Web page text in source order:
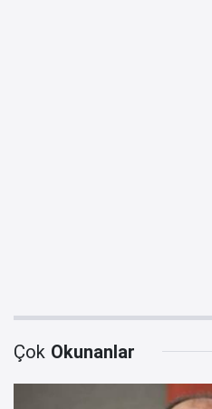
Çok Okunanlar